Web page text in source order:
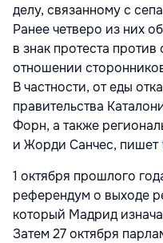
делу, связанному с
Ранее четверо из них
в знак протеста
отношении
В частности, от еды
правительства
Форн, а также
и Жорди Санчес, пишет
1 октября прошлого
референдум о выходе
который Мадрид
Затем 27 октября